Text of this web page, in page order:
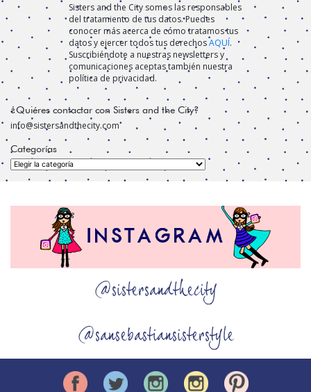
Sisters and the City somos las responsables
del tratamiento de tus datos. Puedes
conocer más acerca de cómo tratamos tus
datos y ejercer todos tus derechosAQUÍ.
Suscribiéndote a nuestras newsletters y
comunicaciones aceptas también nuestra
política de privacidad.
¿Quiéres contactar con Sisters and the City?
info@sistersandthecity.com
Categorías
Categorías
@sistersandthecity
@sansebastiansisterstyle